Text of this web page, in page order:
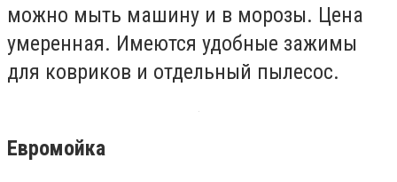
можно мыть машину и в морозы. Цена
умеренная. Имеются удобные зажимы
для ковриков и отдельный пылесос.
Евромойка